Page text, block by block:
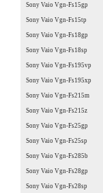
Sony Vaio Vgn-Fs15gp
Sony Vaio Vgn-Fs15tp
Sony Vaio Vgn-Fs18gp
Sony Vaio Vgn-Fs18sp
Sony Vaio Vgn-Fs195vp
Sony Vaio Vgn-Fs195xp
Sony Vaio Vgn-Fs215m
Sony Vaio Vgn-Fs215z
Sony Vaio Vgn-Fs25gp
Sony Vaio Vgn-Fs25sp
Sony Vaio Vgn-Fs285b
Sony Vaio Vgn-Fs28gp
Sony Vaio Vgn-Fs28sp